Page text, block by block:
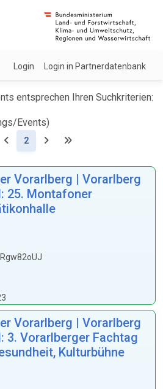
Login Login in Partnerdatenbank
entsprechen Ihren Suchkriterien:
Events)
2(Aktuell)
Vorarlberg | Vorarlberg
25. Montafoner
Vorarlberg | Vorarlberg
3. Vorarlberger Fachtag
Kulturbühne